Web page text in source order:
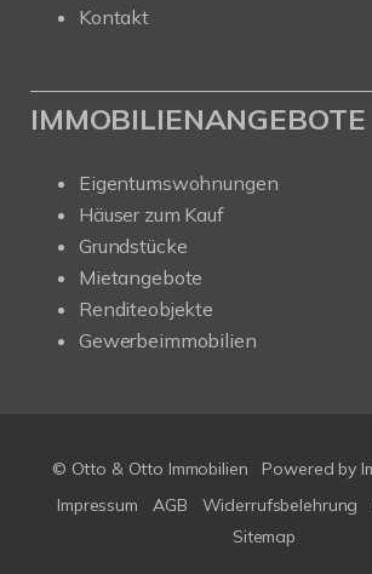
Kontakt
IMMOBILIENANGEBOTE
Eigentumswohnungen
Häuser zum Kauf
Grundstücke
Mietangebote
Renditeobjekte
Gewerbeimmobilien
© Otto & Otto Immobilien
Powered by
Impressum
AGB Widerrufsbelehrung
Sitemap